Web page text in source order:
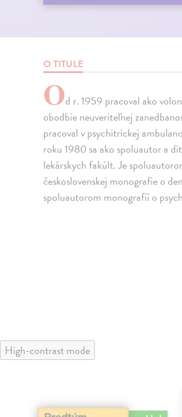
O TITULE
Od r. 1959 pracoval ako
obodbie neuveriteľnej
pracoval v psychitrickej
roku 1980 sa ako spoluautor a
lekárskych fakúlt. Je
československej monografie o
spoluautorom monografií o
High-contrast mode